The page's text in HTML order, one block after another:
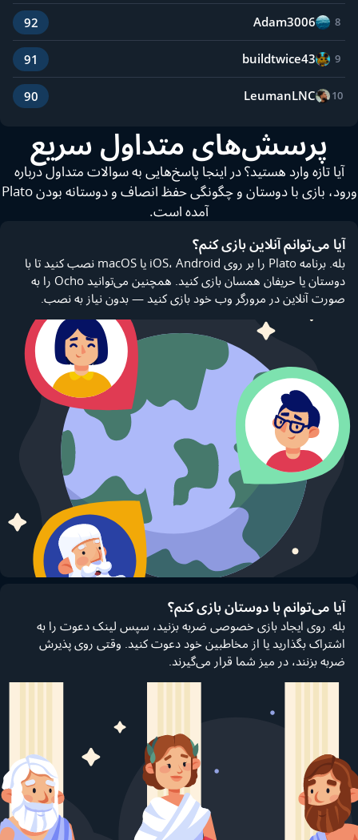
8
Adam3006
92
9
buildtwice43
91
10
LeumanLNC
90
پرسش‌های متداول سریع
آیا تازه وارد هستید؟ در اینجا پاسخ‌هایی به سوالات متداول درباره
ورود، بازی با دوستان و چگونگی حفظ انصاف و دوستانه بودن Plato
آمده است.
آیا می‌توانم آنلاین بازی کنم؟
بله. برنامه Plato را بر روی iOS، Android یا macOS نصب کنید تا با
دوستان یا حریفان همسان بازی کنید. همچنین می‌توانید Ocho را به
صورت آنلاین در مرورگر وب خود بازی کنید — بدون نیاز به نصب.
آیا می‌توانم با دوستان بازی کنم؟
بله. روی ایجاد بازی خصوصی ضربه بزنید، سپس لینک دعوت را به
اشتراک بگذارید یا از مخاطبین خود دعوت کنید. وقتی روی پذیرش
ضربه بزنند، در میز شما قرار می‌گیرند.